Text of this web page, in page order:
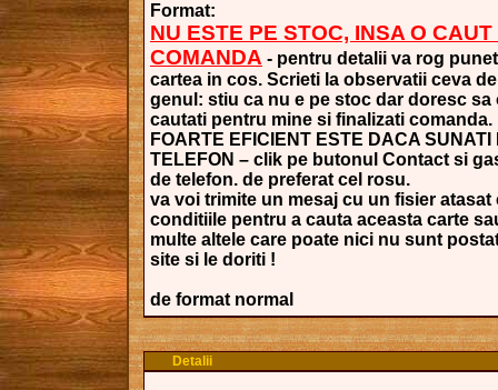
Format:
NU ESTE PE STOC, INSA O
COMANDA - pentru detalii va rog
cartea in cos. Scrieti la observatii ceva de
genul: stiu ca nu e pe stoc dar doresc sa
cautati pentru mine si finalizati comanda.
FOARTE EFICIENT ESTE DACA SUNATI
TELEFON – clik pe butonul Contact si
de telefon. de preferat cel rosu.
va voi trimite un mesaj cu un fisier atasat
conditiile pentru a cauta aceasta carte
multe altele care poate nici nu sunt
site si le doriti !
de format normal
Detalii